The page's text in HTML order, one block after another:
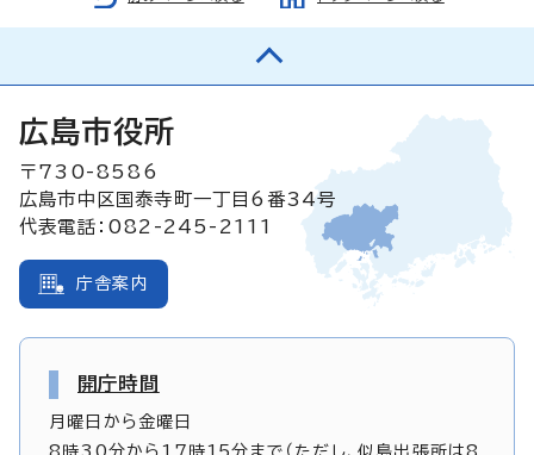
広島市役所
〒730-8586
広島市中区国泰寺町一丁目6番34号
代表電話：082-245-2111
庁舎案内
開庁時間
月曜日から金曜日
8時30分から17時15分まで（ただし、似島出張所は8